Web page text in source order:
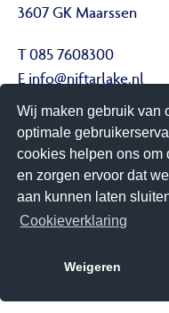
Wij maken gebruik van
optimale
cookies helpen ons om
en zorgen ervoor dat
aan kunnen laten
Cookieverklaring
Weigeren
3607 GK Maarssen
T 085 7608300
Einfo@niftarlake.nl
Volg ons ook op:
Twitter
Youtube
Het Niftarlake College heeft het